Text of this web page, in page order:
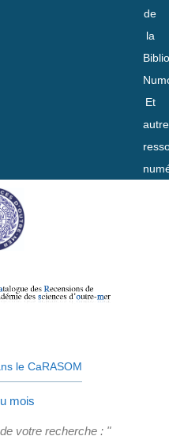
de
la
Et
le CaRASOM
mois
votre recherche : "